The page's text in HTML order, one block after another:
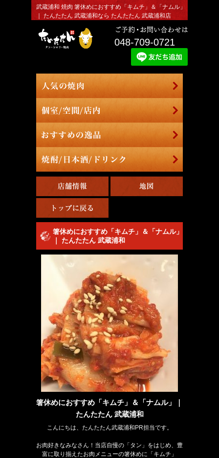
武蔵浦和 焼肉 箸休めにおすすめ「キムチ」＆「ナムル」
｜ たんたたん 武蔵浦和なら たんたたん 武蔵浦和店
048-709-0721
箸休めにおすすめ「キムチ」＆「ナムル」
｜ たんたたん 武蔵浦和
箸休めにおすすめ「キムチ」＆「ナムル」｜
たんたたん 武蔵浦和
こんにちは、たんたたん武蔵浦和PR担当です。
お肉好きなみなさん！当店自慢の「タン」をはじめ、豊
富に取り揃えたお肉メニューの箸休めに「キムチ」